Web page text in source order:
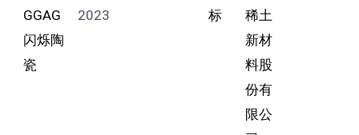
GGAG
闪烁陶
瓷
2023
标
稀土
新材
料股
份有
限公